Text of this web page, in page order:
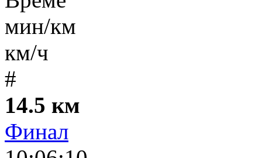
мин/км
км/ч
#
14.5 км
Финал